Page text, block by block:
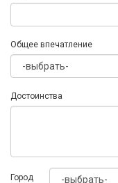
Общее впечатление
Достоинства
Город